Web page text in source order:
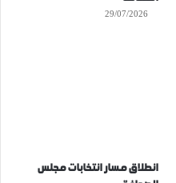
29/07/2026
انطلاق مسار انتخابات مجلس